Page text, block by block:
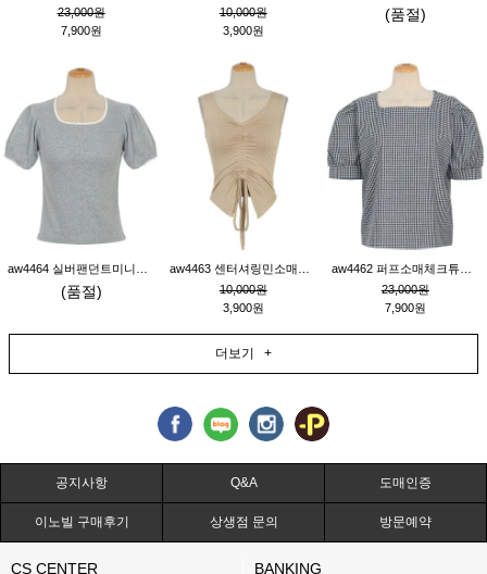
23,000원
7,900원
10,000원
3,900원
(품절)
(품절)
10,000원
3,900원
23,000원
7,900원
더보기 +
공지사항 Q&A 도매인증
이노빌 구매후기 상생점 문의 방문예약
CS CENTER BANKING